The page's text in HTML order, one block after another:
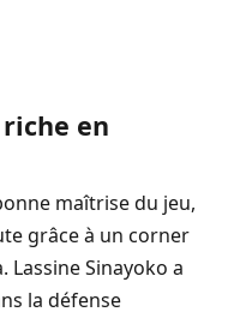
en
maîtrise du jeu,
grâce à un corner
Lassine Sinayoko a
la défense